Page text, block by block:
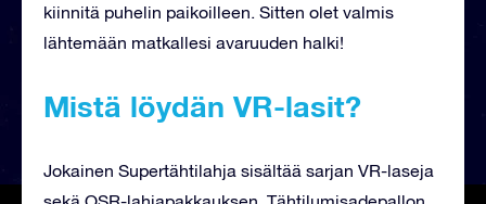
kiinnitä puhelin paikoilleen. Sitten olet valmis
lähtemään matkallesi avaruuden halki!
Mistä löydän VR-lasit?
Jokainen Supertähtilahja sisältää sarjan VR-laseja